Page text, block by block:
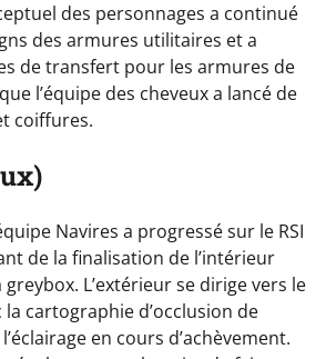
des personnages a continué
des armures utilitaires et a
de transfert pour les armures de
l’équipe des cheveux a lancé de
coiffures.
Navires a progressé sur le RSI
de la finalisation de l’intérieur
L’extérieur se dirige vers le
cartographie d’occlusion de
en cours d’achèvement.